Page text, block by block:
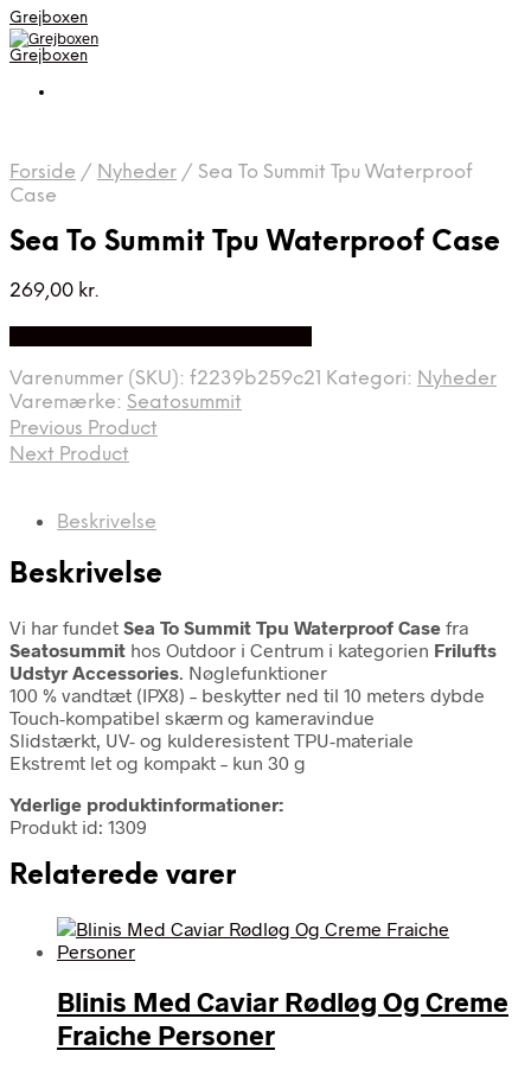
Grejboxen
Grejboxen
Forside / Nyheder / Sea To Summit Tpu Waterproof
Case
Sea To Summit Tpu Waterproof Case
269,00 kr.
Varenummer (SKU): f2239b259c21 Kategori: Nyheder
Varemærke: Seatosummit
Previous Product
Next Product
Beskrivelse
Beskrivelse
Vi har fundet Sea To Summit Tpu Waterproof Case fra
Seatosummit hos Outdoor i Centrum i kategorien Frilufts
Udstyr Accessories. Nøglefunktioner
100 % vandtæt (IPX8) – beskytter ned til 10 meters dybde
Touch-kompatibel skærm og kameravindue
Slidstærkt, UV- og kulderesistent TPU-materiale
Ekstremt let og kompakt – kun 30 g
Yderlige produktinformationer:
Produkt id: 1309
Relaterede varer
Blinis Med Caviar Rødløg Og Creme
Fraiche Personer